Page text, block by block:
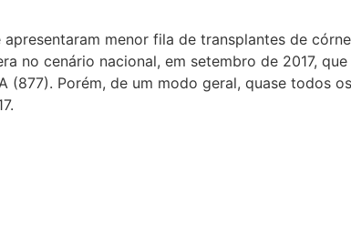
menor fila de transplantes de
no cenário nacional, em setembro de 2017,
Porém, de um modo geral, quase todos